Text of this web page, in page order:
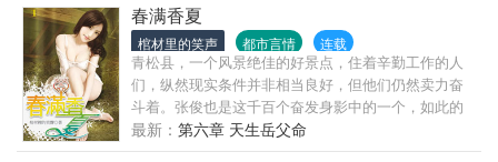
春满香夏
棺材里的笑声 都市言情 连载
青松县，一个风景绝佳的好景点，住着辛勤工作的人
们，纵然现实条件并非相当良好，但他们仍然卖力奋
斗着。张俊也是这千百个奋发身影中的一个，如此的
平凡，如果没有意外的话，张俊、叶子、莲婶一家人
应该会这样祥和、平静的过完这辈子，但现实让他们
最新： 第六章 天生岳父命